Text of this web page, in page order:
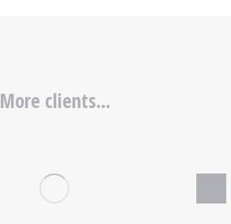
More clients...